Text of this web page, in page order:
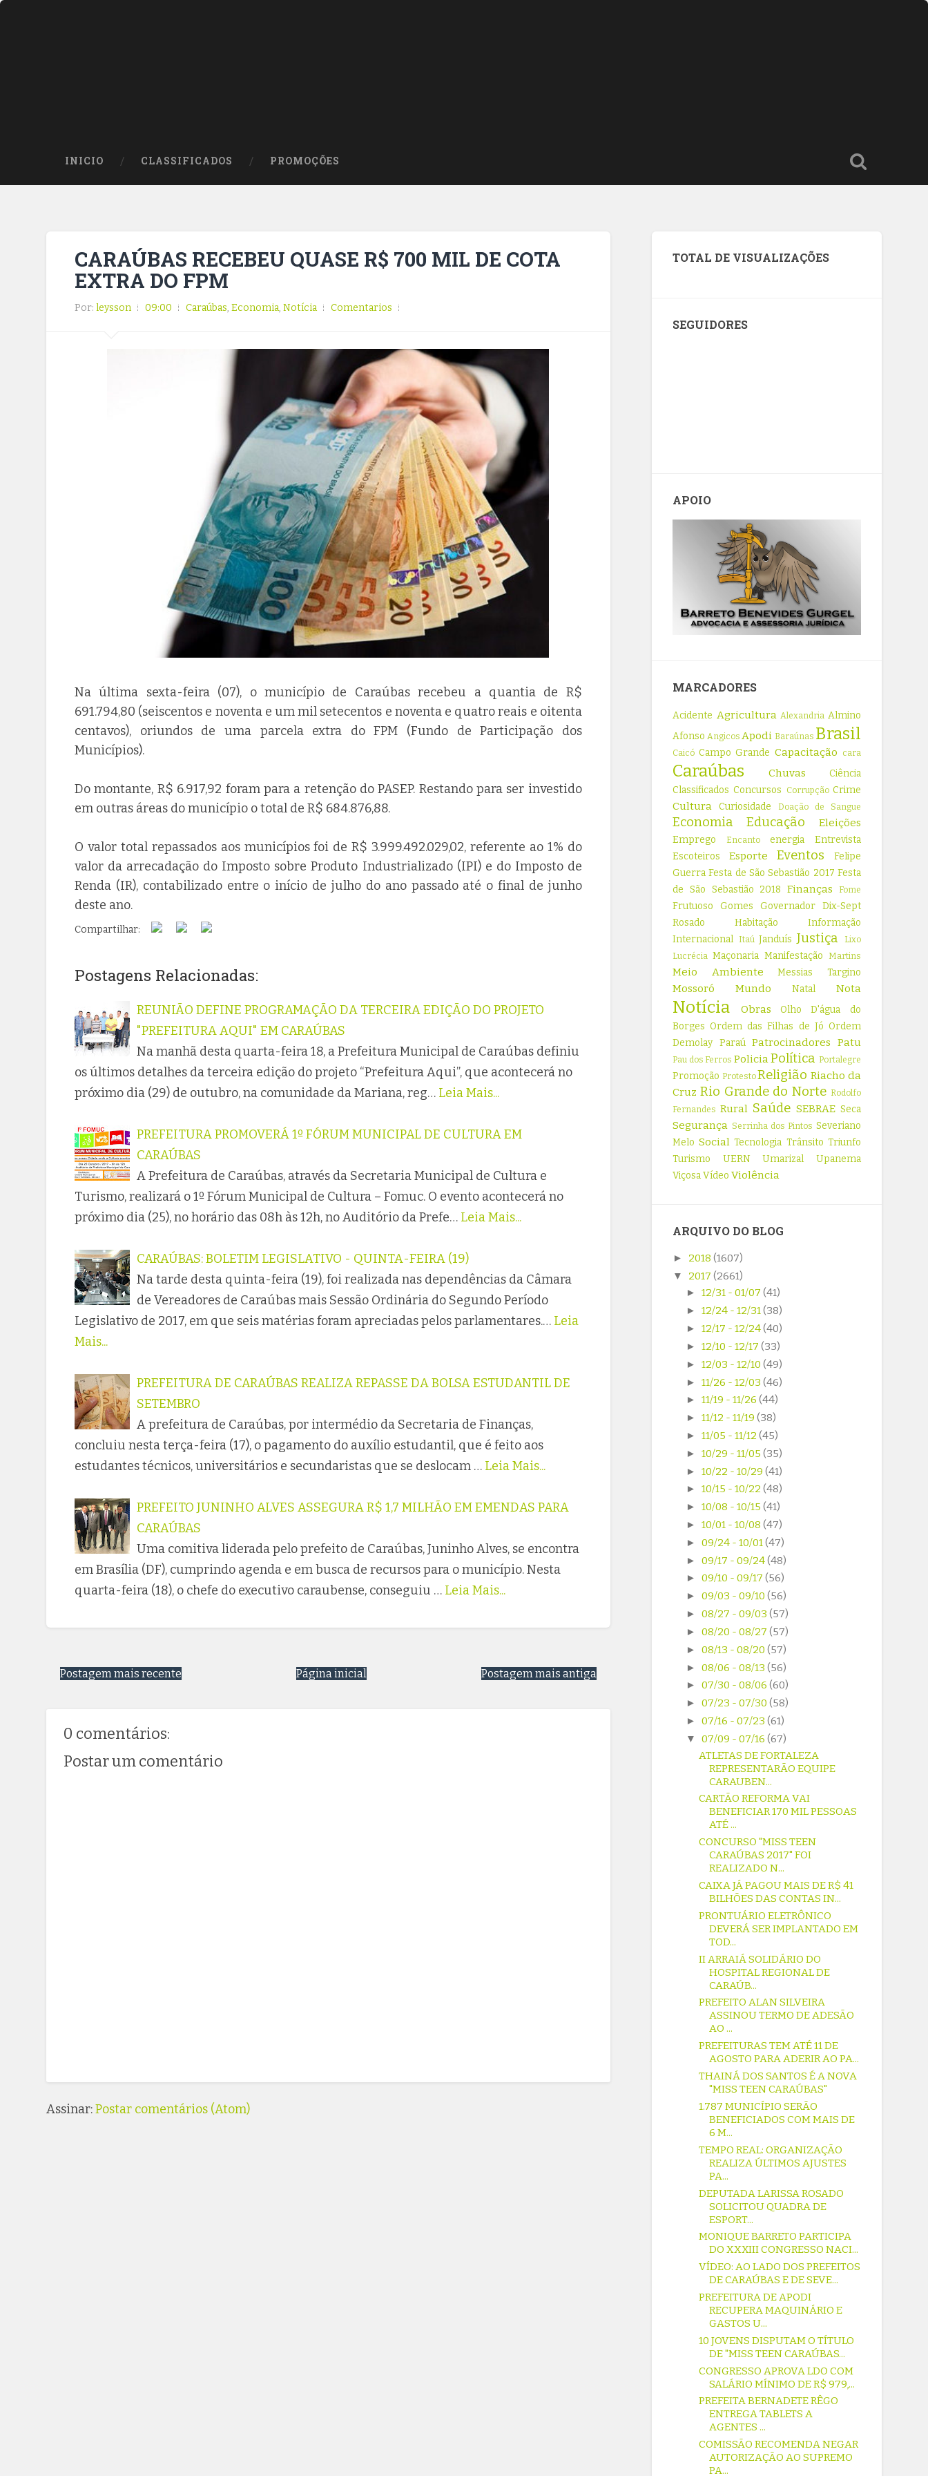
INICIO CLASSIFICADOS PROMOÇÕES
CARAÚBAS RECEBEU QUASE R$ 700 MIL DE COTA
EXTRA DO FPM
Por:leysson 09:00 Caraúbas,Economia,Notícia Comentarios
Na última sexta-feira (07), o município de Caraúbas recebeu a quantia de R$
691.794,80 (seiscentos e noventa e um mil setecentos e noventa e quatro reais e oitenta
centavos), oriundos de uma parcela extra do FPM (Fundo de Participação dos
Municípios).
Do montante, R$ 6.917,92 foram para a retenção do PASEP. Restando para ser investido
em outras áreas do município o total de R$ 684.876,88.
O valor total repassados aos municípios foi de R$ 3.999.492.029,02, referente ao 1% do
valor da arrecadação do Imposto sobre Produto Industrializado (IPI) e do Imposto de
Renda (IR), contabilizado entre o início de julho do ano passado até o final de junho
deste ano.
Compartilhar:
Postagens Relacionadas:
REUNIÃO DEFINE PROGRAMAÇÃO DA TERCEIRA EDIÇÃO DO PROJETO
"PREFEITURA AQUI" EM CARAÚBAS
Na manhã desta quarta-feira 18, a Prefeitura Municipal de Caraúbas definiu
os últimos detalhes da terceira edição do projeto “Prefeitura Aqui”, que acontecerá no
próximo dia (29) de outubro, na comunidade da Mariana, reg… Leia Mais...
PREFEITURA PROMOVERÁ 1º FÓRUM MUNICIPAL DE CULTURA EM
CARAÚBAS
A Prefeitura de Caraúbas, através da Secretaria Municipal de Cultura e
Turismo, realizará o 1º Fórum Municipal de Cultura – Fomuc. O evento acontecerá no
próximo dia (25), no horário das 08h às 12h, no Auditório da Prefe… Leia Mais...
CARAÚBAS: BOLETIM LEGISLATIVO - QUINTA-FEIRA (19)
Na tarde desta quinta-feira (19), foi realizada nas dependências da Câmara
de Vereadores de Caraúbas mais Sessão Ordinária do Segundo Período
Legislativo de 2017, em que seis matérias foram apreciadas pelos parlamentares.… Leia
Mais...
PREFEITURA DE CARAÚBAS REALIZA REPASSE DA BOLSA ESTUDANTIL DE
SETEMBRO
A prefeitura de Caraúbas, por intermédio da Secretaria de Finanças,
concluiu nesta terça-feira (17), o pagamento do auxílio estudantil, que é feito aos
estudantes técnicos, universitários e secundaristas que se deslocam … Leia Mais...
PREFEITO JUNINHO ALVES ASSEGURA R$ 1,7 MILHÃO EM EMENDAS PARA
CARAÚBAS
Uma comitiva liderada pelo prefeito de Caraúbas, Juninho Alves, se encontra
em Brasília (DF), cumprindo agenda e em busca de recursos para o município. Nesta
quarta-feira (18), o chefe do executivo caraubense, conseguiu … Leia Mais...
Postagem mais recente Postagem mais antiga
Página inicial
0 comentários:
Postar um comentário
Assinar:Postar comentários (Atom)
TOTAL DE VISUALIZAÇÕES
SEGUIDORES
APOIO
MARCADORES
Acidente Agricultura Alexandria Almino
Afonso Angicos Apodi Baraúnas Brasil
Caicó Campo Grande Capacitação cara
Caraúbas Chuvas
Ciência
Classificados Concursos Corrupção Crime
Cultura Curiosidade Doação de Sangue
Economia Educação Eleições
Emprego Encanto energia
Entrevista
Escoteiros
Esporte Eventos
Felipe
Guerra Festa de São Sebastião 2017 Festa
de São Sebastião 2018 Finanças Fome
Frutuoso Gomes
Governador Dix-Sept
Rosado
Habitação
Informação
Internacional
Itaú Janduís Justiça
Lixo
Lucrécia Maçonaria Manifestação Martins
Meio Ambiente Messias Targino
Mossoró Mundo Natal Nota
Notícia Obras
Olho D'água do
Borges Ordem das Filhas de Jó Ordem
Demolay Paraú Patrocinadores Patu
Pau dos Ferros PoliciaPolítica Portalegre
Promoção ProtestoReligião Riacho da
Cruz Rio Grande do Norte Rodolfo
Fernandes Rural Saúde SEBRAE Seca
Segurança Serrinha dos Pintos Severiano
Melo Social Tecnologia Trânsito Triunfo
Turismo
UERN Umarizal
Upanema
ViçosaVídeo Violência
ARQUIVO DO BLOG
► 2018(1607)
▼ 2017(2661)
► 12/31 - 01/07 (41)
► 12/24 - 12/31(38)
► 12/17 - 12/24(40)
► 12/10 - 12/17 (33)
► 12/03 - 12/10 (49)
► 11/26 - 12/03 (46)
► 11/19 - 11/26 (44)
► 11/12 - 11/19 (38)
► 11/05 - 11/12 (45)
► 10/29 - 11/05 (35)
► 10/22 - 10/29 (41)
► 10/15 - 10/22 (48)
► 10/08 - 10/15 (41)
► 10/01 - 10/08 (47)
► 09/24 - 10/01(47)
► 09/17 - 09/24(48)
► 09/10 - 09/17 (56)
► 09/03 - 09/10 (56)
► 08/27 - 09/03 (57)
► 08/20 - 08/27 (57)
► 08/13 - 08/20 (57)
► 08/06 - 08/13 (56)
► 07/30 - 08/06 (60)
► 07/23 - 07/30 (58)
► 07/16 - 07/23 (61)
▼ 07/09 - 07/16 (67)
ATLETAS DE FORTALEZA
REPRESENTARÃO EQUIPE
CARAUBEN...
CARTÃO REFORMA VAI
BENEFICIAR 170 MIL PESSOAS
ATÉ ...
CONCURSO "MISS TEEN
CARAÚBAS 2017" FOI
REALIZADO N...
CAIXA JÁ PAGOU MAIS DE R$ 41
BILHÕES DAS CONTAS IN...
PRONTUÁRIO ELETRÔNICO
DEVERÁ SER IMPLANTADO EM
TOD...
II ARRAIÁ SOLIDÁRIO DO
HOSPITAL REGIONAL DE
CARAÚB...
PREFEITO ALAN SILVEIRA
ASSINOU TERMO DE ADESÃO
AO ...
PREFEITURAS TEM ATÉ 11 DE
AGOSTO PARA ADERIR AO PA...
THAINÁ DOS SANTOS É A NOVA
"MISS TEEN CARAÚBAS"
1.787 MUNICÍPIO SERÃO
BENEFICIADOS COM MAIS DE
6 M...
TEMPO REAL: ORGANIZAÇÃO
REALIZA ÚLTIMOS AJUSTES
PA...
DEPUTADA LARISSA ROSADO
SOLICITOU QUADRA DE
ESPORT...
MONIQUE BARRETO PARTICIPA
DO XXXIII CONGRESSO NACI...
VÍDEO: AO LADO DOS PREFEITOS
DE CARAÚBAS E DE SEVE...
PREFEITURA DE APODI
RECUPERA MAQUINÁRIO E
GASTOS U...
10 JOVENS DISPUTAM O TÍTULO
DE "MISS TEEN CARAÚBAS...
CONGRESSO APROVA LDO COM
SALÁRIO MÍNIMO DE R$ 979,...
PREFEITA BERNADETE RÊGO
ENTREGA TABLETS A
AGENTES ...
COMISSÃO RECOMENDA NEGAR
AUTORIZAÇÃO AO SUPREMO
PA...